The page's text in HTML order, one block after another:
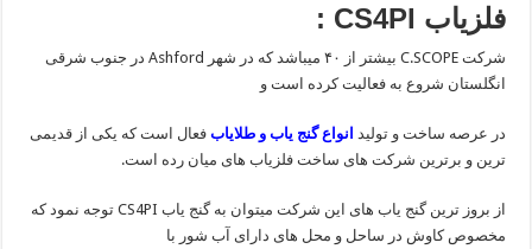
فلزیاب CS4PI :
شرکت C.SCOPE بیشتر از ۴۰ میباشد که در شهر Ashford در جنوب شرقی
انگلستان شروع به فعالیت کرده است و
در عرصه ساخت و تولید انواع گنج یاب و طلایاب فعال است که یکی از قدیمی
ترین و برترین شرکت های ساخت فلزیاب های میان رده است.
از بروز ترین گنج یاب های این شرکت میتوان به گنج یاب CS4PI توجه نمود که
مخصوص کاوش در ساحل و محل های دارای آب شور با